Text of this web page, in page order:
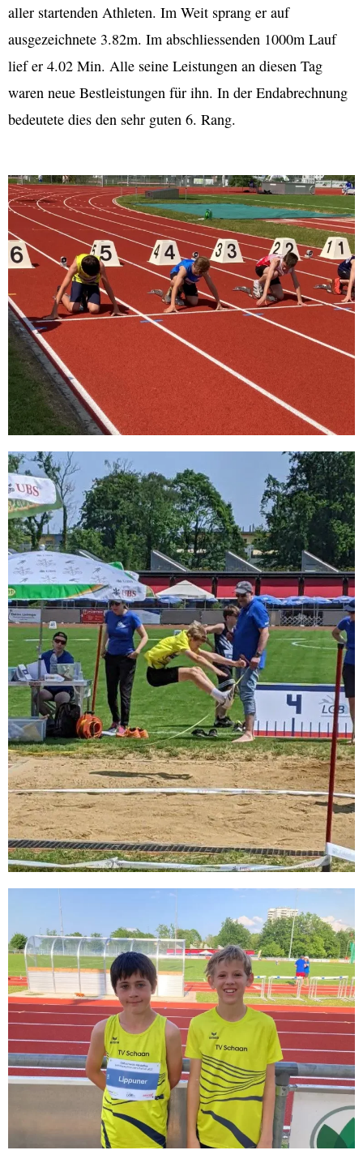
aller startenden Athleten. Im Weit sprang er auf
ausgezeichnete 3.82m. Im abschliessenden 1000m Lauf
lief er 4.02 Min. Alle seine Leistungen an diesen Tag
waren neue Bestleistungen für ihn. In der Endabrechnung
bedeutete dies den sehr guten 6. Rang.